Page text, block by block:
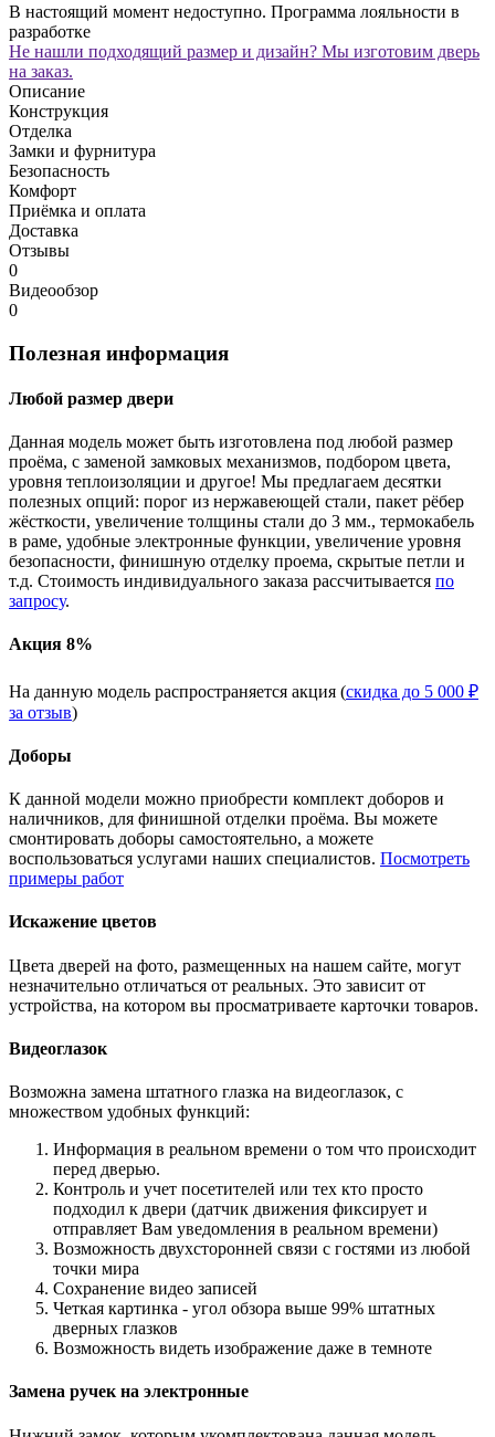
В настоящий момент недоступно. Программа лояльности в
разработке
Не нашли подходящий размер и дизайн? Мы изготовим дверь
на заказ.
Описание
Конструкция
Отделка
Замки и фурнитура
Безопасность
Комфорт
Приёмка и оплата
Доставка
Отзывы
0
Видеообзор
0
Полезная информация
Любой размер двери
Данная модель может быть изготовлена под любой размер
проёма, с заменой замковых механизмов, подбором цвета,
уровня теплоизоляции и другое! Мы предлагаем десятки
полезных опций: порог из нержавеющей стали, пакет рёбер
жёсткости, увеличение толщины стали до 3 мм., термокабель
в раме, удобные электронные функции, увеличение уровня
безопасности, финишную отделку проема, скрытые петли и
т.д. Стоимость индивидуального заказа рассчитывается по
запросу.
Акция 8%
На данную модель распространяется акция (скидка до 5 000 ₽
за отзыв)
Доборы
К данной модели можно приобрести комплект доборов и
наличников, для финишной отделки проёма. Вы можете
смонтировать доборы самостоятельно, а можете
воспользоваться услугами наших специалистов. Посмотреть
примеры работ
Искажение цветов
Цвета дверей на фото, размещенных на нашем сайте, могут
незначительно отличаться от реальных. Это зависит от
устройства, на котором вы просматриваете карточки товаров.
Видеоглазок
Возможна замена штатного глазка на видеоглазок, с
множеством удобных функций:
Информация в реальном времени о том что происходит
перед дверью.
Контроль и учет посетителей или тех кто просто
подходил к двери (датчик движения фиксирует и
отправляет Вам уведомления в реальном времени)
Возможность двухсторонней связи с гостями из любой
точки мира
Сохранение видео записей
Четкая картинка - угол обзора выше 99% штатных
дверных глазков
Возможность видеть изображение даже в темноте
Замена ручек на электронные